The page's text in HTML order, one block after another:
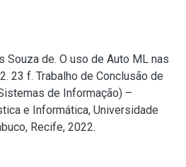
Souza de. O uso de Auto ML nas
23 f. Trabalho de Conclusão de
de Informação) –
e Informática, Universidade
Recife, 2022.